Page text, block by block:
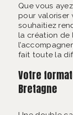
Que vous
pour valoriser
souhaitiez
la création de
fait toute la
Votre
Bretagne